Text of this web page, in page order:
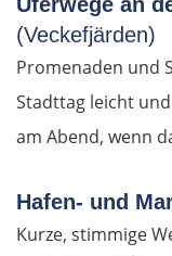
(Veckefjärden)
Promenaden und
Stadttag leicht
am Abend, wenn
Hafen- und
Kurze, stimmige
Carcassonne
Ax-les-
Andorra la
Spanien